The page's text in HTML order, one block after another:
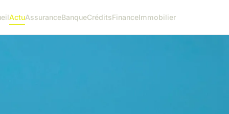
ActuAssuranceBanqueCréditsFinanceImmobilier